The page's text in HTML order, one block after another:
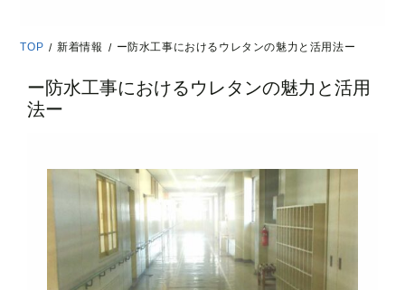
TOP / 新着情報 / ー防水工事におけるウレタンの魅力と活用法ー
ー防水工事におけるウレタンの魅力と活用
法ー